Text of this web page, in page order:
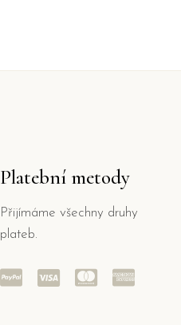
Platební metody
Přijímáme všechny druhy
plateb.